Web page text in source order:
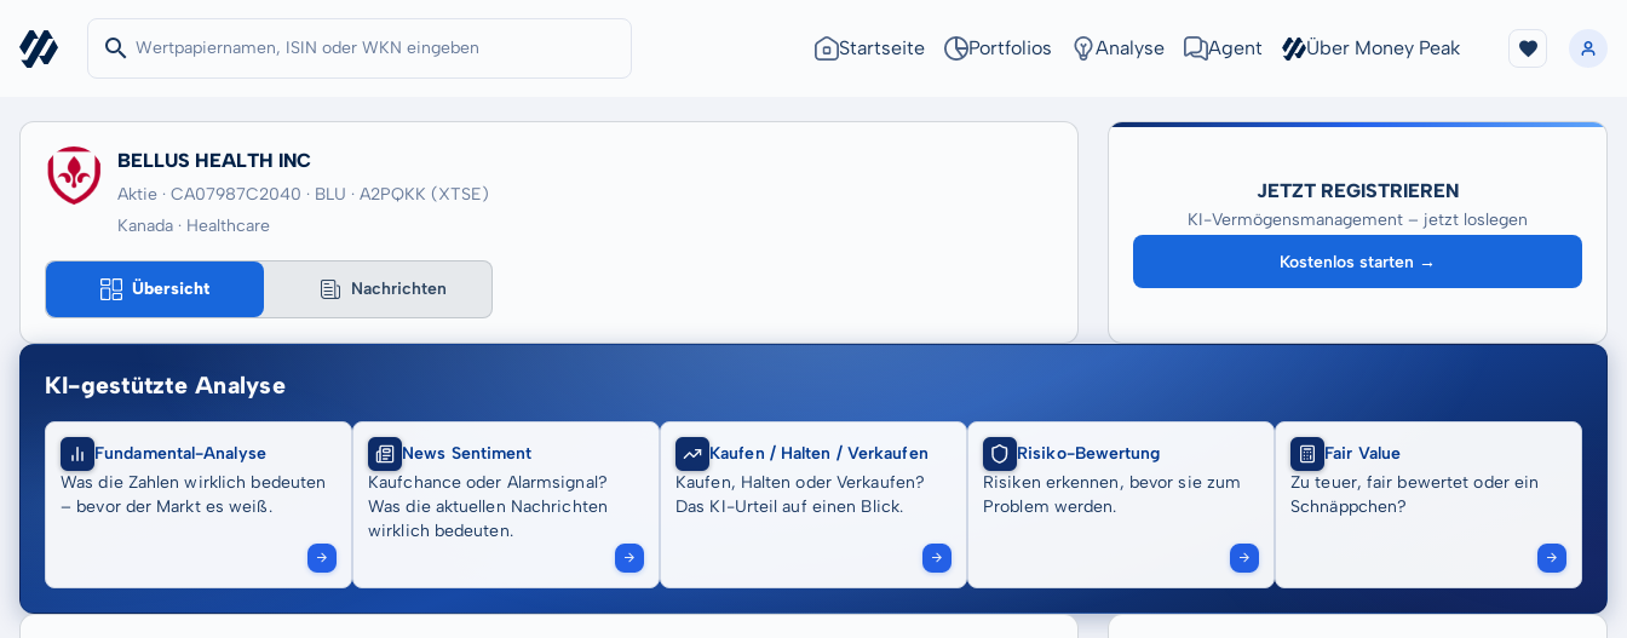
Startseite Portfolios Analyse Agent Über Money Peak
BELLUS HEALTH INC
Aktie · CA07987C2040 · BLU · A2PQKK (XTSE)
Kanada · Healthcare
Übersicht Nachrichten
JETZT REGISTRIEREN
KI-Vermögensmanagement – jetzt loslegen
Kostenlos starten →
KI-gestützte Analyse
Fundamental-Analyse
Was die Zahlen wirklich bedeuten
– bevor der Markt es weiß.
News Sentiment
Kaufchance oder Alarmsignal?
Was die aktuellen Nachrichten
wirklich bedeuten.
Kaufen / Halten / Verkaufen
Kaufen, Halten oder Verkaufen?
Das KI-Urteil auf einen Blick.
Risiko-Bewertung
Risiken erkennen, bevor sie zum
Problem werden.
Fair Value
Zu teuer, fair bewertet oder ein
Schnäppchen?